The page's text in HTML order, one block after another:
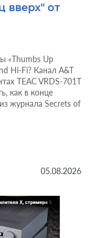
вверх" от
«Thumbs Up
Hi-Fi? Канал A&T
TEAC VRDS-701T
как в конце
журнала Secrets of
05.08.2026